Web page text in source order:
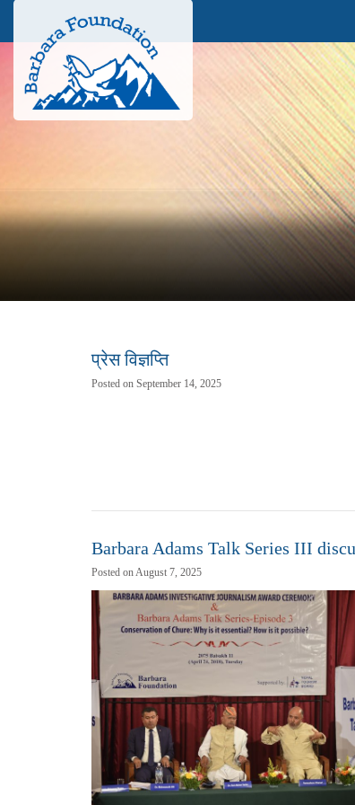
प्रेस विज्ञप्ति
Posted on September 14, 2025
Barbara Adams Talk Series III
Posted on August 7, 2025